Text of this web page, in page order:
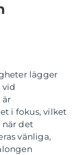
lägger
vid
är
i fokus, vilket
när det
vänliga,